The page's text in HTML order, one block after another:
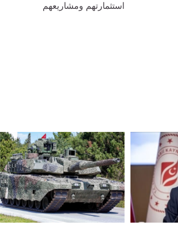
استثمارتهم ومشاريعهم